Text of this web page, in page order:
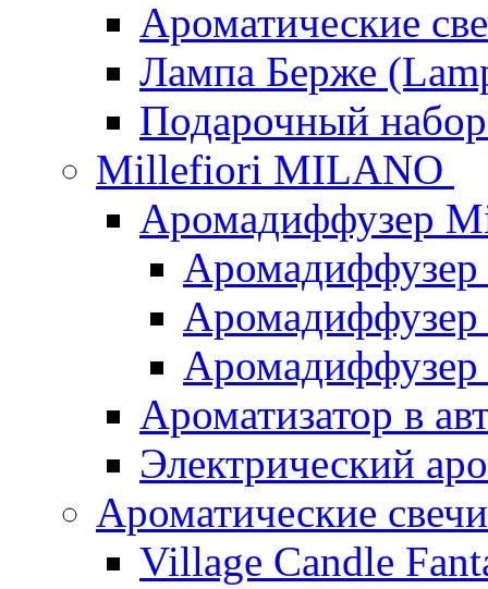
Ароматические
Лампа Берже
Подарочный
Millefiori MILANO
Аромадиффузер
Ароматизатор в
Электрический
Ароматические
Village Candle